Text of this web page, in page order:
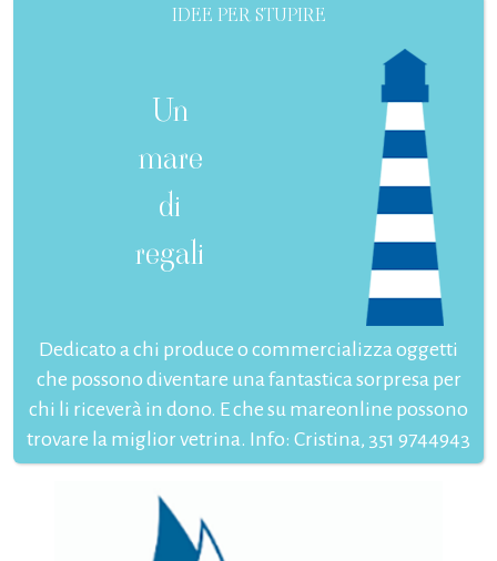
IDEE PER STUPIRE
Un
mare
di
regali
Dedicato a chi produce o commercializza oggetti
che possono diventare una fantastica sorpresa per
chi li riceverà in dono. E che su mareonline possono
trovare la miglior vetrina. Info: Cristina, 351 9744943